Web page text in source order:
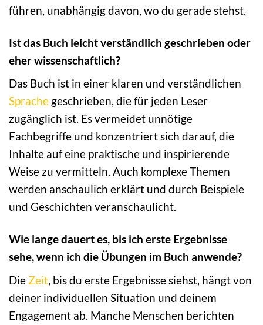
führen, unabhängig davon, wo du gerade stehst.
Ist das Buch leicht verständlich geschrieben oder
eher wissenschaftlich?
Das Buch ist in einer klaren und verständlichen
Sprache geschrieben, die für jeden Leser
zugänglich ist. Es vermeidet unnötige
Fachbegriffe und konzentriert sich darauf, die
Inhalte auf eine praktische und inspirierende
Weise zu vermitteln. Auch komplexe Themen
werden anschaulich erklärt und durch Beispiele
und Geschichten veranschaulicht.
Wie lange dauert es, bis ich erste Ergebnisse
sehe, wenn ich die Übungen im Buch anwende?
Die Zeit, bis du erste Ergebnisse siehst, hängt von
deiner individuellen Situation und deinem
Engagement ab. Manche Menschen berichten